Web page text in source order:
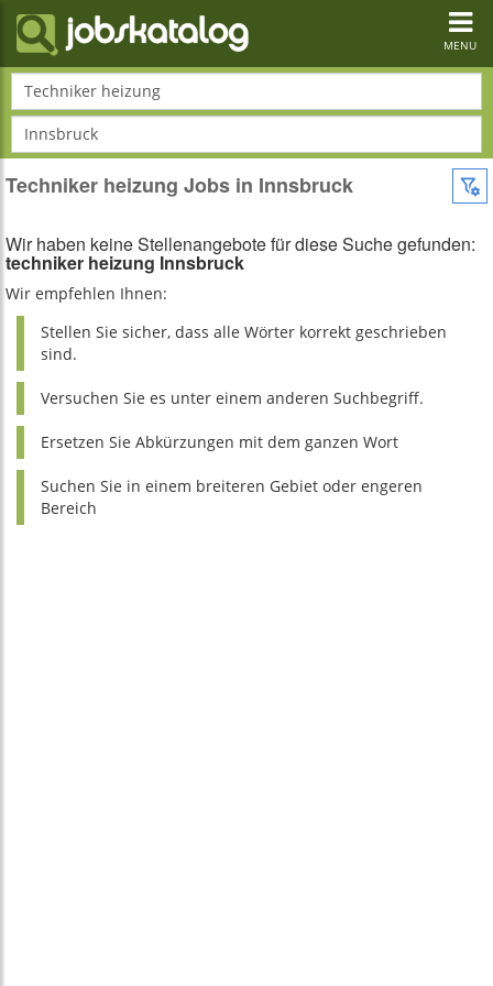
MENU
Techniker heizung
Innsbruck
Techniker heizung Jobs in Innsbruck
Wir haben keine Stellenangebote für diese Suche gefunden:
techniker heizung Innsbruck
Wir empfehlen Ihnen:
Stellen Sie sicher, dass alle Wörter korrekt geschrieben
sind.
Versuchen Sie es unter einem anderen Suchbegriff.
Ersetzen Sie Abkürzungen mit dem ganzen Wort
Suchen Sie in einem breiteren Gebiet oder engeren
Bereich